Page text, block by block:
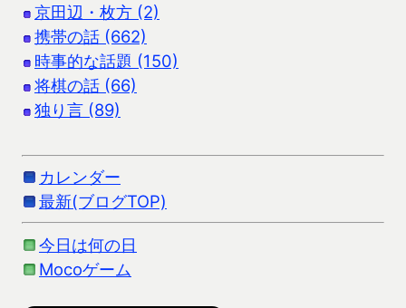
京田辺・枚方 (2)
携帯の話 (662)
時事的な話題 (150)
将棋の話 (66)
独り言 (89)
カレンダー
最新(ブログTOP)
今日は何の日
Mocoゲーム